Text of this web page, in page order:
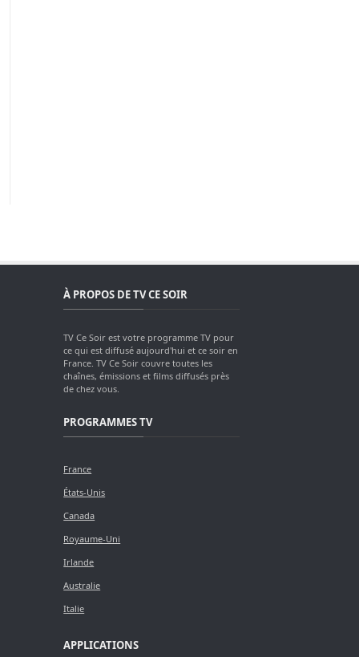
À PROPOS DE TV CE SOIR
TV Ce Soir est votre programme TV pour
ce qui est diffusé aujourd'hui et ce soir en
France. TV Ce Soir couvre toutes les
chaînes, émissions et films diffusés près
de chez vous.
PROGRAMMES TV
France
États-Unis
Canada
Royaume-Uni
Irlande
Australie
Italie
APPLICATIONS